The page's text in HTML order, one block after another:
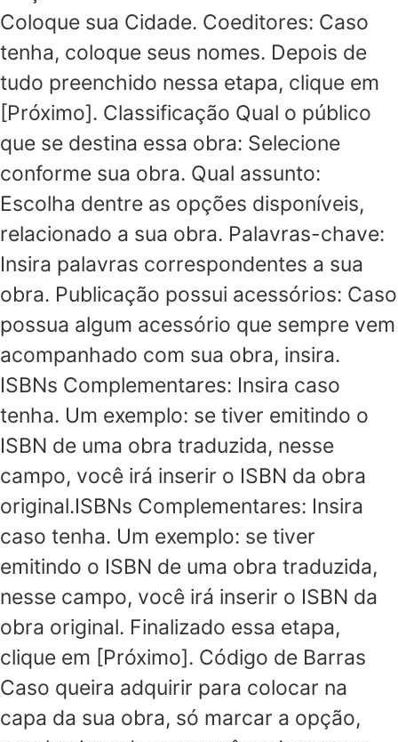
Coloque sua Cidade. Coeditores: Caso
tenha, coloque seus nomes. Depois de
tudo preenchido nessa etapa, clique em
[Próximo]. Classificação Qual o público
que se destina essa obra: Selecione
conforme sua obra. Qual assunto:
Escolha dentre as opções disponíveis,
relacionado a sua obra. Palavras-chave:
Insira palavras correspondentes a sua
obra. Publicação possui acessórios: Caso
possua algum acessório que sempre vem
acompanhado com sua obra, insira.
ISBNs Complementares: Insira caso
tenha. Um exemplo: se tiver emitindo o
ISBN de uma obra traduzida, nesse
campo, você irá inserir o ISBN da obra
original.ISBNs Complementares: Insira
caso tenha. Um exemplo: se tiver
emitindo o ISBN de uma obra traduzida,
nesse campo, você irá inserir o ISBN da
obra original. Finalizado essa etapa,
clique em [Próximo]. Código de Barras
Caso queira adquirir para colocar na
capa da sua obra, só marcar a opção,